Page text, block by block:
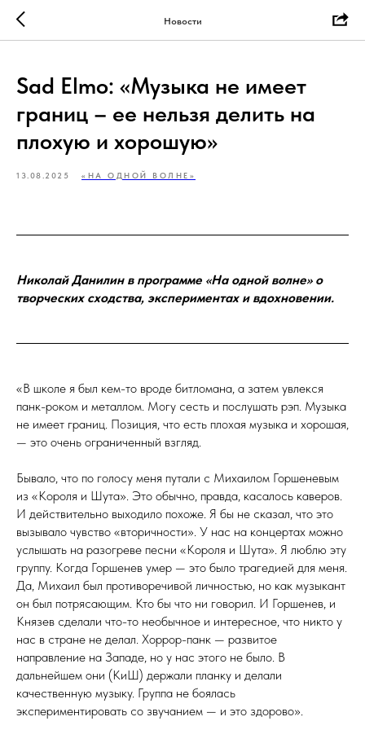
Новости
Sad Elmo: «Музыка не имеет
границ – ее нельзя делить на
плохую и хорошую»
13.08.2025 «НА ОДНОЙ ВОЛНЕ»
Николай Данилин в программе «На одной волне» о
творческих сходства, экспериментах и вдохновении.
«В школе я был кем-то вроде битломана, а затем увлекся
панк-роком и металлом. Могу сесть и послушать рэп. Музыка
не имеет границ. Позиция, что есть плохая музыка и хорошая,
— это очень ограниченный взгляд.
Бывало, что по голосу меня путали с Михаилом Горшеневым
из «Короля и Шута». Это обычно, правда, касалось каверов.
И действительно выходило похоже. Я бы не сказал, что это
вызывало чувство «вторичности». У нас на концертах можно
услышать на разогреве песни «Короля и Шута». Я люблю эту
группу. Когда Горшенев умер — это было трагедией для меня.
Да, Михаил был противоречивой личностью, но как музыкант
он был потрясающим. Кто бы что ни говорил. И Горшенев, и
Князев сделали что-то необычное и интересное, что никто у
нас в стране не делал. Хоррор-панк — развитое
направление на Западе, но у нас этого не было. В
дальнейшем они (КиШ) держали планку и делали
качественную музыку. Группа не боялась
экспериментировать со звучанием — и это здорово».